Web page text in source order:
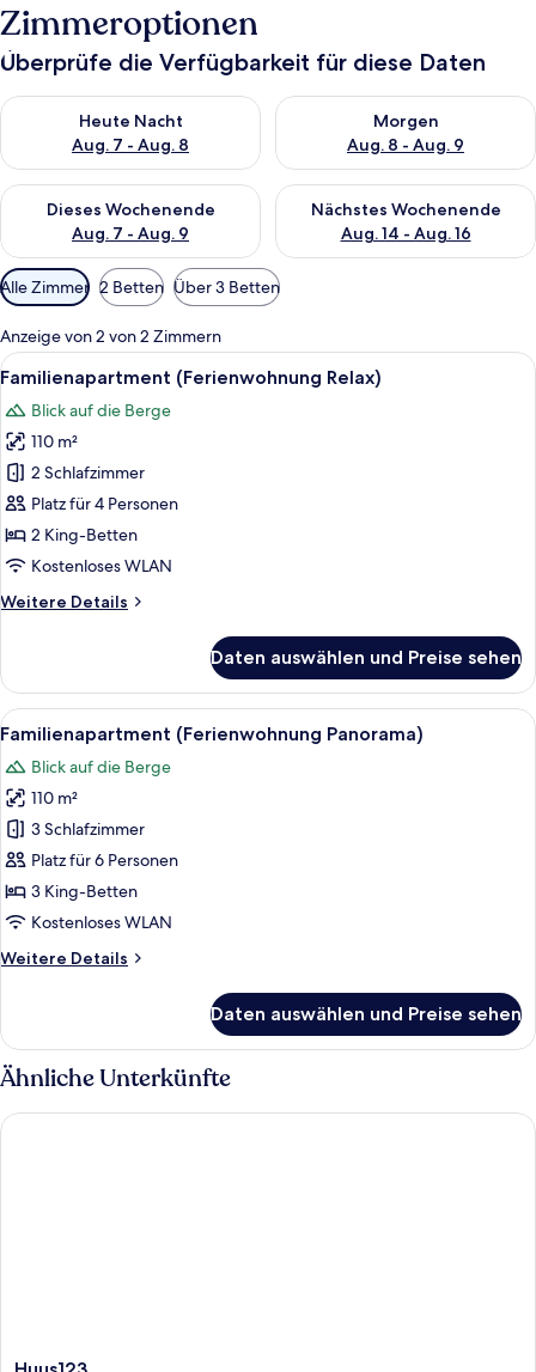
Zimmeroptionen
Überprüfe die Verfügbarkeit für diese Daten
Heute Nacht
Aug. 7 - Aug. 8
Überprüfe die Verfügbarkeit für heute Nacht, Aug. 7 - Aug. 8.
Morgen
Aug. 8 - Aug. 9
Überprüfe die Verfügbarkeit
Dieses Wochenende
Aug. 7 - Aug. 9
Überprüfe die Verfügbarkeit für dieses Wochenende, Aug. 7
Nächstes Wochenende
Aug. 14 - Aug. 16
Überprüfe die Verfügbarkeit
Verfügbare
Filter
für
Zimmer
Alle Zimmer 2 Betten Über 3 Betten
Anzeige von 2 von 2 Zimmern
Alle
Fotos
für
Familienapartment
(Ferienwohnung
Relax)
anzeigen
Eine moderne Küche mit
19
Familienapartment (Ferienwohnung Relax)
Blick auf die Berge
110 m²
2 Schlafzimmer
Platz für 4 Personen
2 King-Betten
Kostenloses WLAN
Weitere Details
Weitere
(Ferienwohnung
Relax)
Daten auswählen und Preise sehen
Alle
Fotos
für
Familienapartment
(Ferienwohnung
Panorama)
anzeigen
Ein Holzbalkon mit Blick auf
18
Familienapartment (Ferienwohnung Panorama)
Blick auf die Berge
110 m²
3 Schlafzimmer
Platz für 6 Personen
3 King-Betten
Kostenloses WLAN
Weitere Details
Weitere
(Ferienwohnung
Panorama)
Daten auswählen und Preise sehen
Ähnliche Unterkünfte
Huus123
Huus123